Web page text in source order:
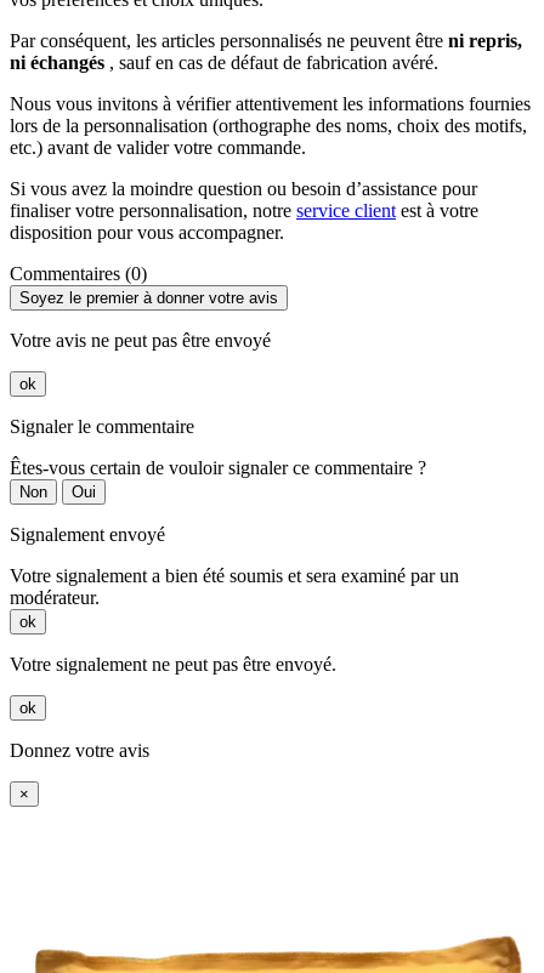
Par conséquent, les articles personnalisés ne peuvent être ni repris,
ni échangés , sauf en cas de défaut de fabrication avéré.
Nous vous invitons à vérifier attentivement les informations fournies
lors de la personnalisation (orthographe des noms, choix des motifs,
etc.) avant de valider votre commande.
Si vous avez la moindre question ou besoin d’assistance pour
finaliser votre personnalisation, notre service client est à votre
disposition pour vous accompagner.
Commentaires (0)
Soyez le premier à donner votre avis
Votre avis ne peut pas être envoyé
ok
Signaler le commentaire
Êtes-vous certain de vouloir signaler ce commentaire ?
Non Oui
Signalement envoyé
Votre signalement a bien été soumis et sera examiné par un
modérateur.
ok
Votre signalement ne peut pas être envoyé.
ok
Donnez votre avis
×